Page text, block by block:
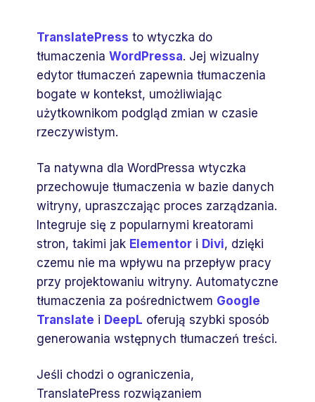
TranslatePress to wtyczka do
tłumaczenia WordPressa. Jej wizualny
edytor tłumaczeń zapewnia tłumaczenia
bogate w kontekst, umożliwiając
użytkownikom podgląd zmian w czasie
rzeczywistym.
Ta natywna dla WordPressa wtyczka
przechowuje tłumaczenia w bazie danych
witryny, upraszczając proces zarządzania.
Integruje się z popularnymi kreatorami
stron, takimi jak Elementor i Divi, dzięki
czemu nie ma wpływu na przepływ pracy
przy projektowaniu witryny. Automatyczne
tłumaczenia za pośrednictwem Google
Translate i DeepL oferują szybki sposób
generowania wstępnych tłumaczeń treści.
Jeśli chodzi o ograniczenia,
TranslatePress rozwiązaniem